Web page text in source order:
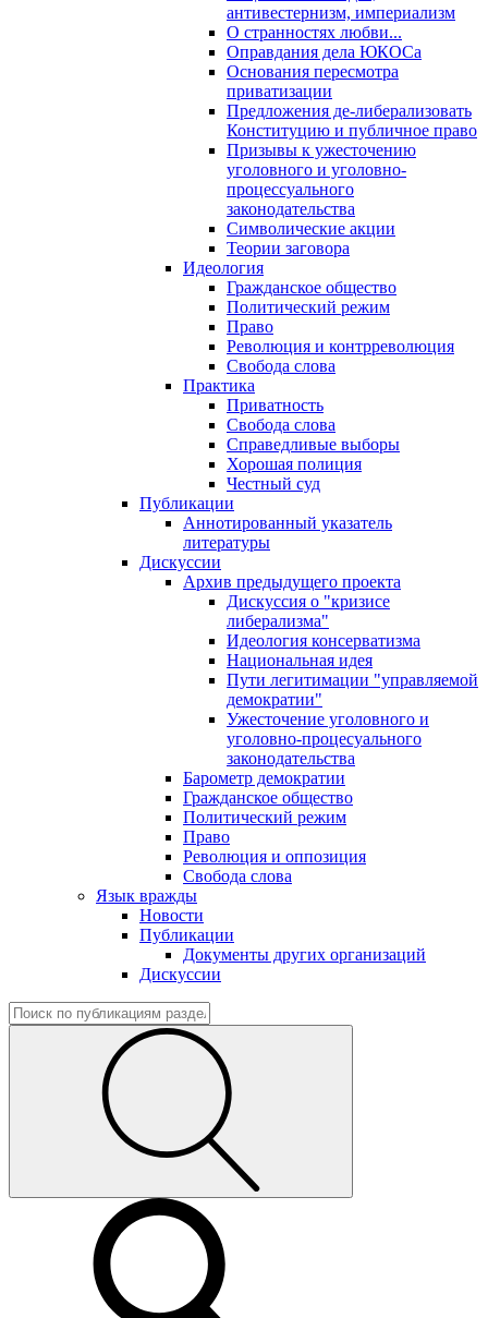
антивестернизм, империализм
О странностях любви...
Оправдания дела ЮКОСа
Основания пересмотра
приватизации
Предложения де-либерализовать
Конституцию и публичное право
Призывы к ужесточению
уголовного и уголовно-
процессуального
законодательства
Символические акции
Теории заговора
Идеология
Гражданское общество
Политический режим
Право
Революция и контрреволюция
Свобода слова
Практика
Приватность
Свобода слова
Справедливые выборы
Хорошая полиция
Честный суд
Публикации
Аннотированный указатель
литературы
Дискуссии
Архив предыдущего проекта
Дискуссия о "кризисе
либерализма"
Идеология консерватизма
Национальная идея
Пути легитимации "управляемой
демократии"
Ужесточение уголовного и
уголовно-процесуального
законодательства
Барометр демократии
Гражданское общество
Политический режим
Право
Революция и оппозиция
Свобода слова
Язык вражды
Новости
Публикации
Документы других организаций
Дискуссии